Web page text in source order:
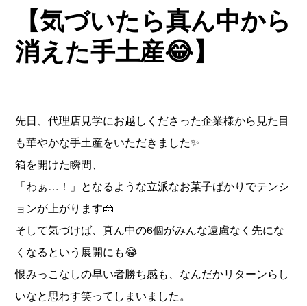
【気づいたら真ん中から
消えた手土産😂】
先日、代理店見学にお越しくださった企業様から見た目
も華やかな手土産をいただきました✨
箱を開けた瞬間、
「わぁ…！」となるような立派なお菓子ばかりでテンシ
ョンが上がります🍰
そして気づけば、真ん中の6個がみんな遠慮なく先にな
くなるという展開にも😂
恨みっこなしの早い者勝ち感も、なんだかリターンらし
いなと思わす笑ってしまいました。